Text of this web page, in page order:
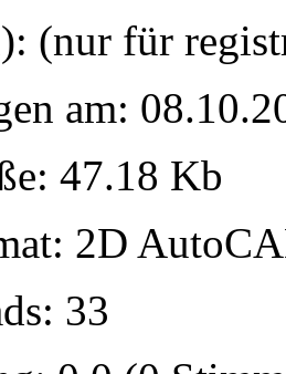
(nur für
am:
47.18 Kb
2D
33